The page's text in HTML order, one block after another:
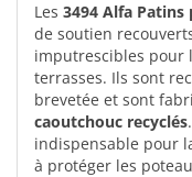
Les 3494 Alfa Patins
de soutien
imputrescibles pour
terrasses. Ils sont
brevetée et sont
caoutchouc recyclés
indispensable pour
à protéger les